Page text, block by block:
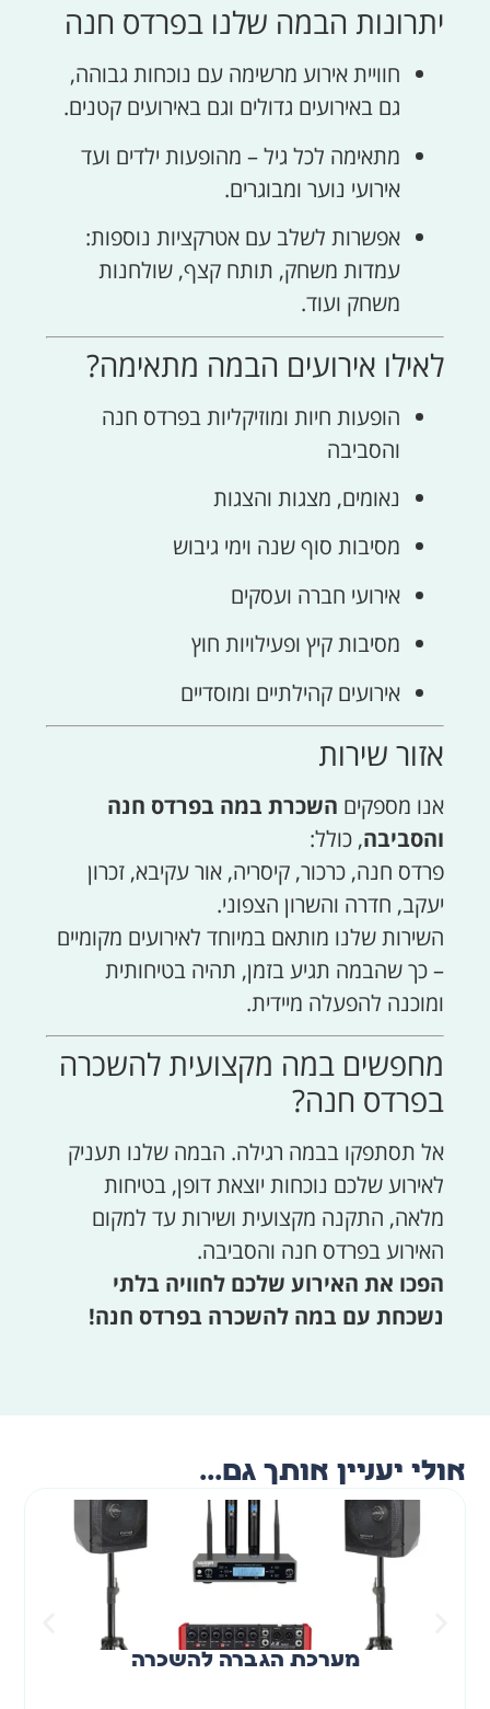
יתרונות הבמה שלנו בפרדס חנה
חוויית אירוע מרשימה עם נוכחות גבוהה,
גם באירועים גדולים וגם באירועים קטנים.
מתאימה לכל גיל – מהופעות ילדים ועד
אירועי נוער ומבוגרים.
אפשרות לשלב עם אטרקציות נוספות:
עמדות משחק, תותח קצף, שולחנות
משחק ועוד.
לאילו אירועים הבמה מתאימה?
הופעות חיות ומוזיקליות בפרדס חנה
והסביבה
נאומים, מצגות והצגות
מסיבות סוף שנה וימי גיבוש
אירועי חברה ועסקים
מסיבות קיץ ופעילויות חוץ
אירועים קהילתיים ומוסדיים
אזור שירות
אנו מספקים השכרת במה בפרדס חנה
והסביבה, כולל:
פרדס חנה, כרכור, קיסריה, אור עקיבא, זכרון
יעקב, חדרה והשרון הצפוני.
השירות שלנו מותאם במיוחד לאירועים מקומיים
– כך שהבמה תגיע בזמן, תהיה בטיחותית
ומוכנה להפעלה מיידית.
מחפשים במה מקצועית להשכרה
בפרדס חנה?
אל תסתפקו בבמה רגילה. הבמה שלנו תעניק
לאירוע שלכם נוכחות יוצאת דופן, בטיחות
מלאה, התקנה מקצועית ושירות עד למקום
האירוע בפרדס חנה והסביבה.
הפכו את האירוע שלכם לחוויה בלתי
נשכחת עם במה להשכרה בפרדס חנה!
אולי יעניין אותך גם...
מערכת הגברה להשכרה